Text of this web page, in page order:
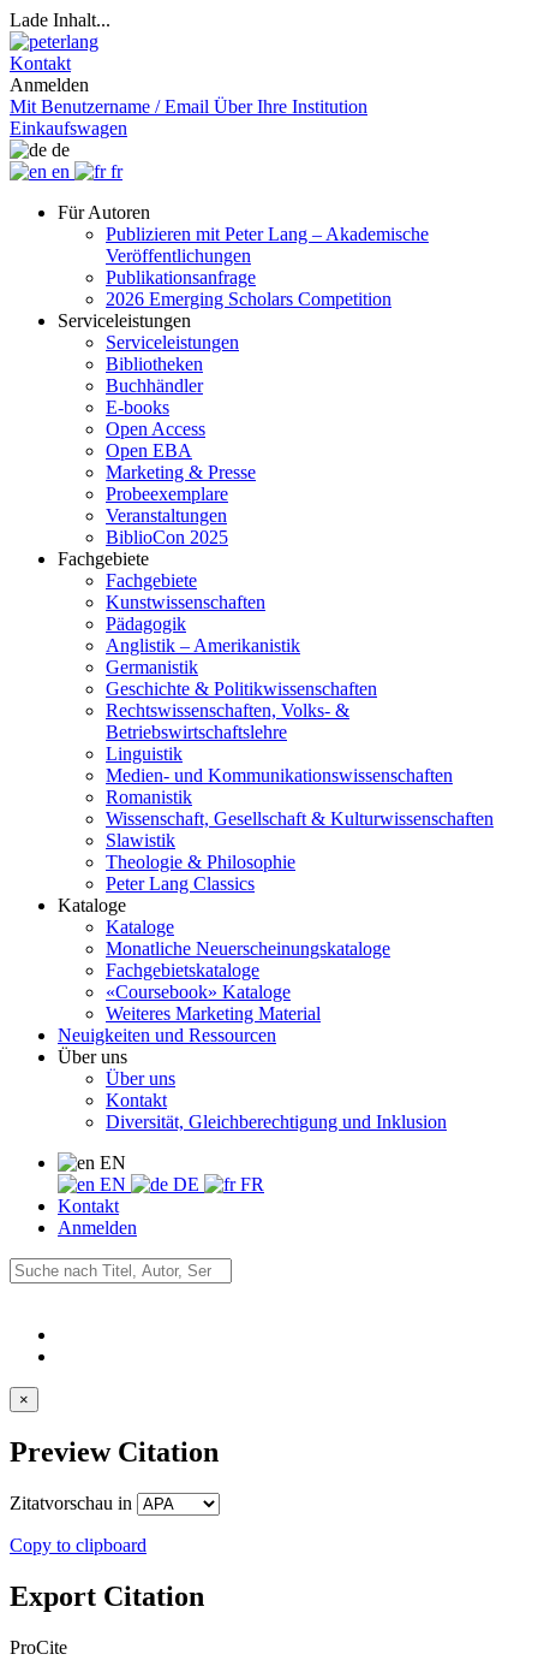
Lade Inhalt...
Kontakt
Anmelden
Mit Benutzername / Email Über Ihre Institution
Einkaufswagen
de
en
fr
Für Autoren
Publizieren mit Peter Lang – Akademische
Veröffentlichungen
Publikationsanfrage
2026 Emerging Scholars Competition
Serviceleistungen
Serviceleistungen
Bibliotheken
Buchhändler
E-books
Open Access
Open EBA
Marketing & Presse
Probeexemplare
Veranstaltungen
BiblioCon 2025
Fachgebiete
Fachgebiete
Kunstwissenschaften
Pädagogik
Anglistik – Amerikanistik
Germanistik
Geschichte & Politikwissenschaften
Rechtswissenschaften, Volks- &
Betriebswirtschaftslehre
Linguistik
Medien- und Kommunikationswissenschaften
Romanistik
Wissenschaft, Gesellschaft & Kulturwissenschaften
Slawistik
Theologie & Philosophie
Peter Lang Classics
Kataloge
Kataloge
Monatliche Neuerscheinungskataloge
Fachgebietskataloge
«Coursebook» Kataloge
Weiteres Marketing Material
Neuigkeiten und Ressourcen
Über uns
Über uns
Kontakt
Diversität, Gleichberechtigung und Inklusion
EN
EN
DE
FR
Kontakt
Anmelden
Export Citation